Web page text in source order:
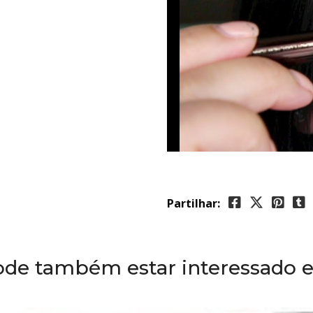
Partilhar:
também estar interessado